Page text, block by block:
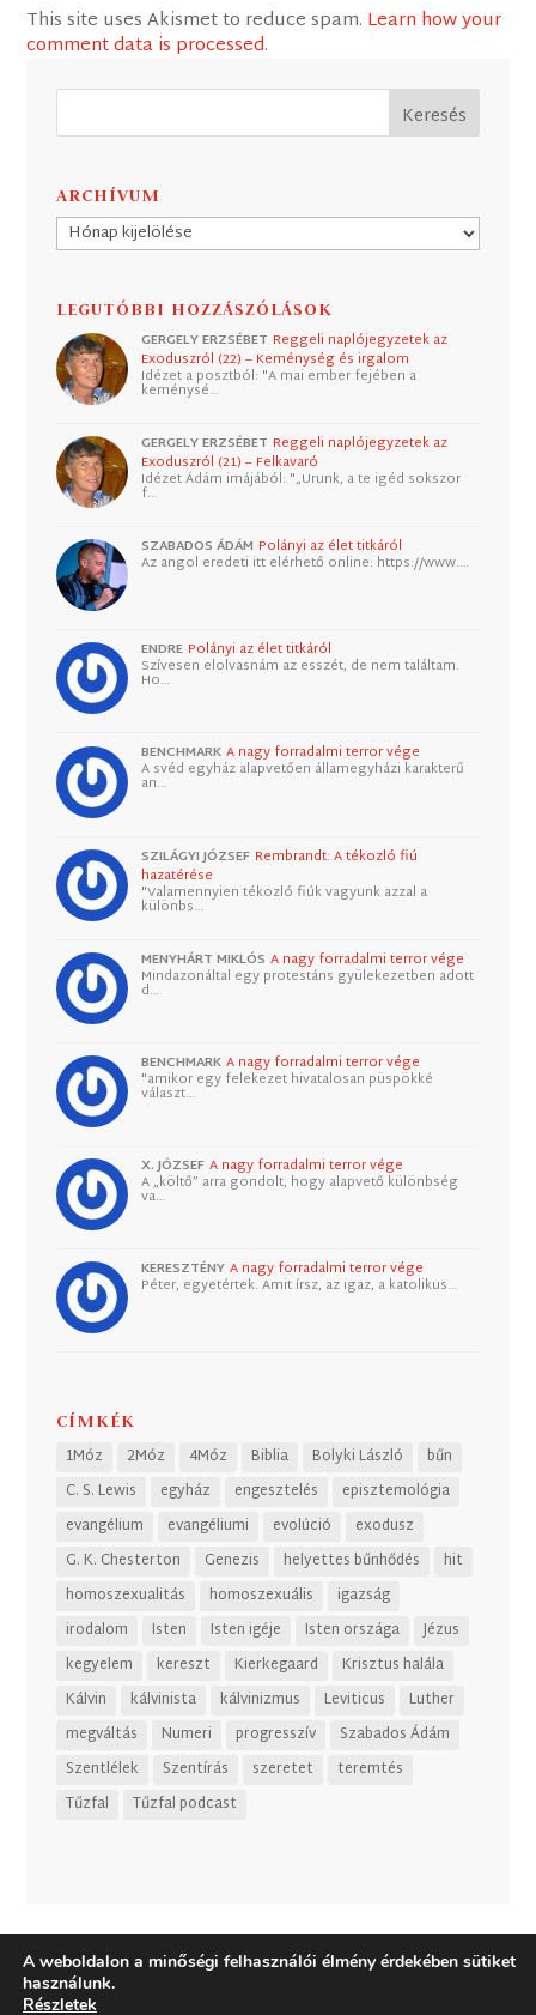
This site uses Akismet to reduce spam. Learn how your
comment data is processed.
ARCHÍVUM
Archívum
LEGUTÓBBI HOZZÁSZÓLÁSOK
GERGELY ERZSÉBET Reggeli naplójegyzetek az
Exoduszról (22) – Keménység és irgalom
Idézet a posztból: "A mai ember fejében a
keménysé…
GERGELY ERZSÉBET Reggeli naplójegyzetek az
Exoduszról (21) – Felkavaró
Idézet Ádám imájából: "„Urunk, a te igéd sokszor
f…
SZABADOS ÁDÁM Polányi az élet titkáról
Az angol eredeti itt elérhető online: https://www.…
ENDRE Polányi az élet titkáról
Szívesen elolvasnám az esszét, de nem találtam.
Ho…
BENCHMARK A nagy forradalmi terror vége
A svéd egyház alapvetően államegyházi karakterű
an…
SZILÁGYI JÓZSEF Rembrandt: A tékozló fiú
hazatérése
"Valamennyien tékozló fiúk vagyunk azzal a
különbs…
MENYHÁRT MIKLÓS A nagy forradalmi terror vége
Mindazonáltal egy protestáns gyülekezetben adott
d…
BENCHMARK A nagy forradalmi terror vége
"amikor egy felekezet hivatalosan püspökké
választ…
X. JÓZSEF A nagy forradalmi terror vége
A „költő” arra gondolt, hogy alapvető különbség
va…
KERESZTÉNY A nagy forradalmi terror vége
Péter, egyetértek. Amit írsz, az igaz, a katolikus…
CÍMKÉK
1Móz 2Móz 4Móz Biblia Bolyki László
bűn
C. S. Lewis
egyház engesztelés
episztemológia
evangélium
evangéliumi evolúció
exodusz
G. K. Chesterton
Genezis helyettes bűnhődés
hit
homoszexualitás
homoszexuális
igazság
irodalom
Isten Isten igéje Isten országa
Jézus
kegyelem
kereszt Kierkegaard
Krisztus halála
Kálvin
kálvinista kálvinizmus Leviticus
Luther
megváltás
Numeri progresszív
Szabados Ádám
Szentlélek
Szentírás szeretet
teremtés
Tűzfal
Tűzfal podcast
A weboldalon a minőségi felhasználói élmény érdekében sütiket
használunk.
Részletek